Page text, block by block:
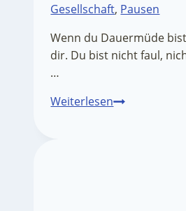
Gesellschaft, Pausen
Wenn du Dauermüde
dir. Du bist nicht faul,
…
Weiterlesen